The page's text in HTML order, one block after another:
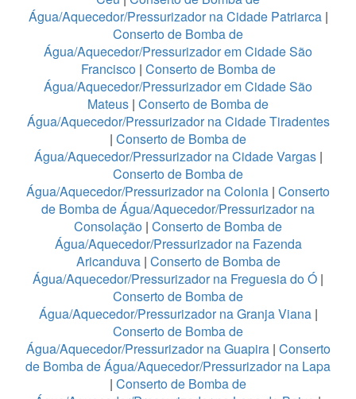
Água/Aquecedor/Pressurizador na Cidade Patriarca|
Conserto de Bomba de
Água/Aquecedor/Pressurizador em Cidade São
Francisco | Conserto de Bomba de
Água/Aquecedor/Pressurizador em Cidade São
Mateus | Conserto de Bomba de
Água/Aquecedor/Pressurizador na Cidade Tiradentes
| Conserto de Bomba de
Água/Aquecedor/Pressurizador na Cidade Vargas |
Conserto de Bomba de
Água/Aquecedor/Pressurizador na Colonia | Conserto
de Bomba de Água/Aquecedor/Pressurizador na
Consolação | Conserto de Bomba de
Água/Aquecedor/Pressurizador na Fazenda
Aricanduva| Conserto de Bomba de
Água/Aquecedor/Pressurizador na Freguesia do Ó |
Conserto de Bomba de
Água/Aquecedor/Pressurizador na Granja Viana|
Conserto de Bomba de
Água/Aquecedor/Pressurizador na Guapira| Conserto
de Bomba de Água/Aquecedor/Pressurizador na Lapa
| Conserto de Bomba de